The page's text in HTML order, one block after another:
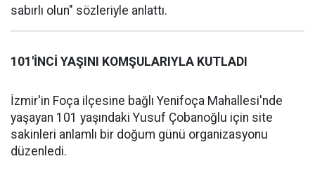
sabırlı olun" sözleriyle anlattı.
101'İNCİ YAŞINI KOMŞULARIYLA KUTLADI
İzmir'in Foça ilçesine bağlı Yenifoça Mahallesi'nde
yaşayan 101 yaşındaki Yusuf Çobanoğlu için site
sakinleri anlamlı bir doğum günü organizasyonu
düzenledi.